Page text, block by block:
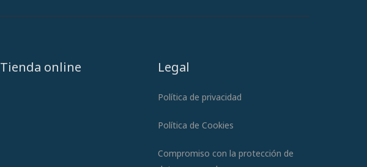
Tienda online Legal
Política de privacidad
Política de Cookies
Compromiso con la protección de